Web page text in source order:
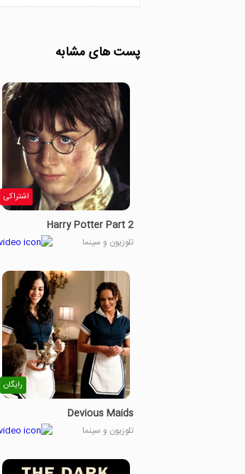
پست های مشابه
اشتراکی
Harry Potter Part 2
تلوزیون و سینما
رایگان
Devious Maids
تلوزیون و سینما